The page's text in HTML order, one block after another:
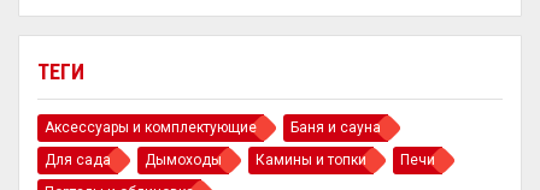
ТЕГИ
Аксессуары и комплектующие
Баня и сауна
Для сада
Дымоходы Камины и топки
Печи